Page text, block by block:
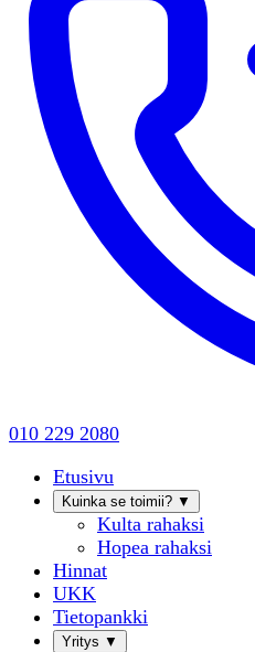
010 229 2080
Etusivu
Kuinka se toimii? ▼
Kulta rahaksi
Hopea rahaksi
Hinnat
UKK
Tietopankki
Yritys ▼